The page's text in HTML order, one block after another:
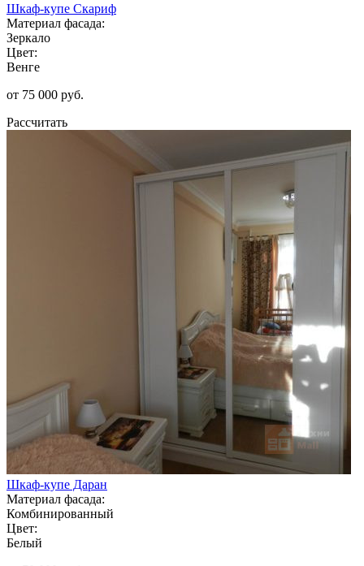
Шкаф-купе Скариф
Материал фасада:
Зеркало
Цвет:
Венге
от 75 000 руб.
Рассчитать
Шкаф-купе Даран
Материал фасада:
Комбинированный
Цвет:
Белый